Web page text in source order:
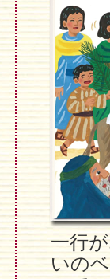
一行
いの